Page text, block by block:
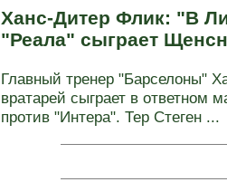
Ханс-Дитер Флик: "В
"Реала" сыграет
Главный тренер "Барселоны"
вратарей сыграет в ответном
против "Интера". Тер Стеген ...